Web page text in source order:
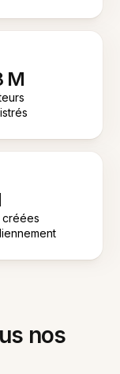
M
créées
nos